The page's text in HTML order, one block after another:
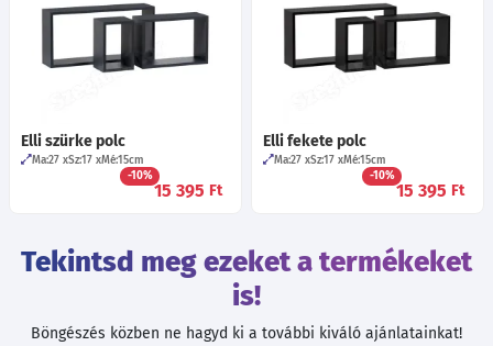
Elli szürke polc
Ma:27 Sz:17 Mé:15cm
-10%
15 395 Ft
Elli fekete polc
Ma:27 Sz:17 Mé:15cm
-10%
15 395 Ft
Tekintsd meg ezeket a termékeket
is!
Böngészés közben ne hagyd ki a további kiváló ajánlatainkat!